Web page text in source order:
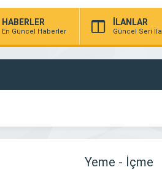
HABERLER
En Güncel Haberler
İLANLAR
Güncel Seri
Yeme - İçme